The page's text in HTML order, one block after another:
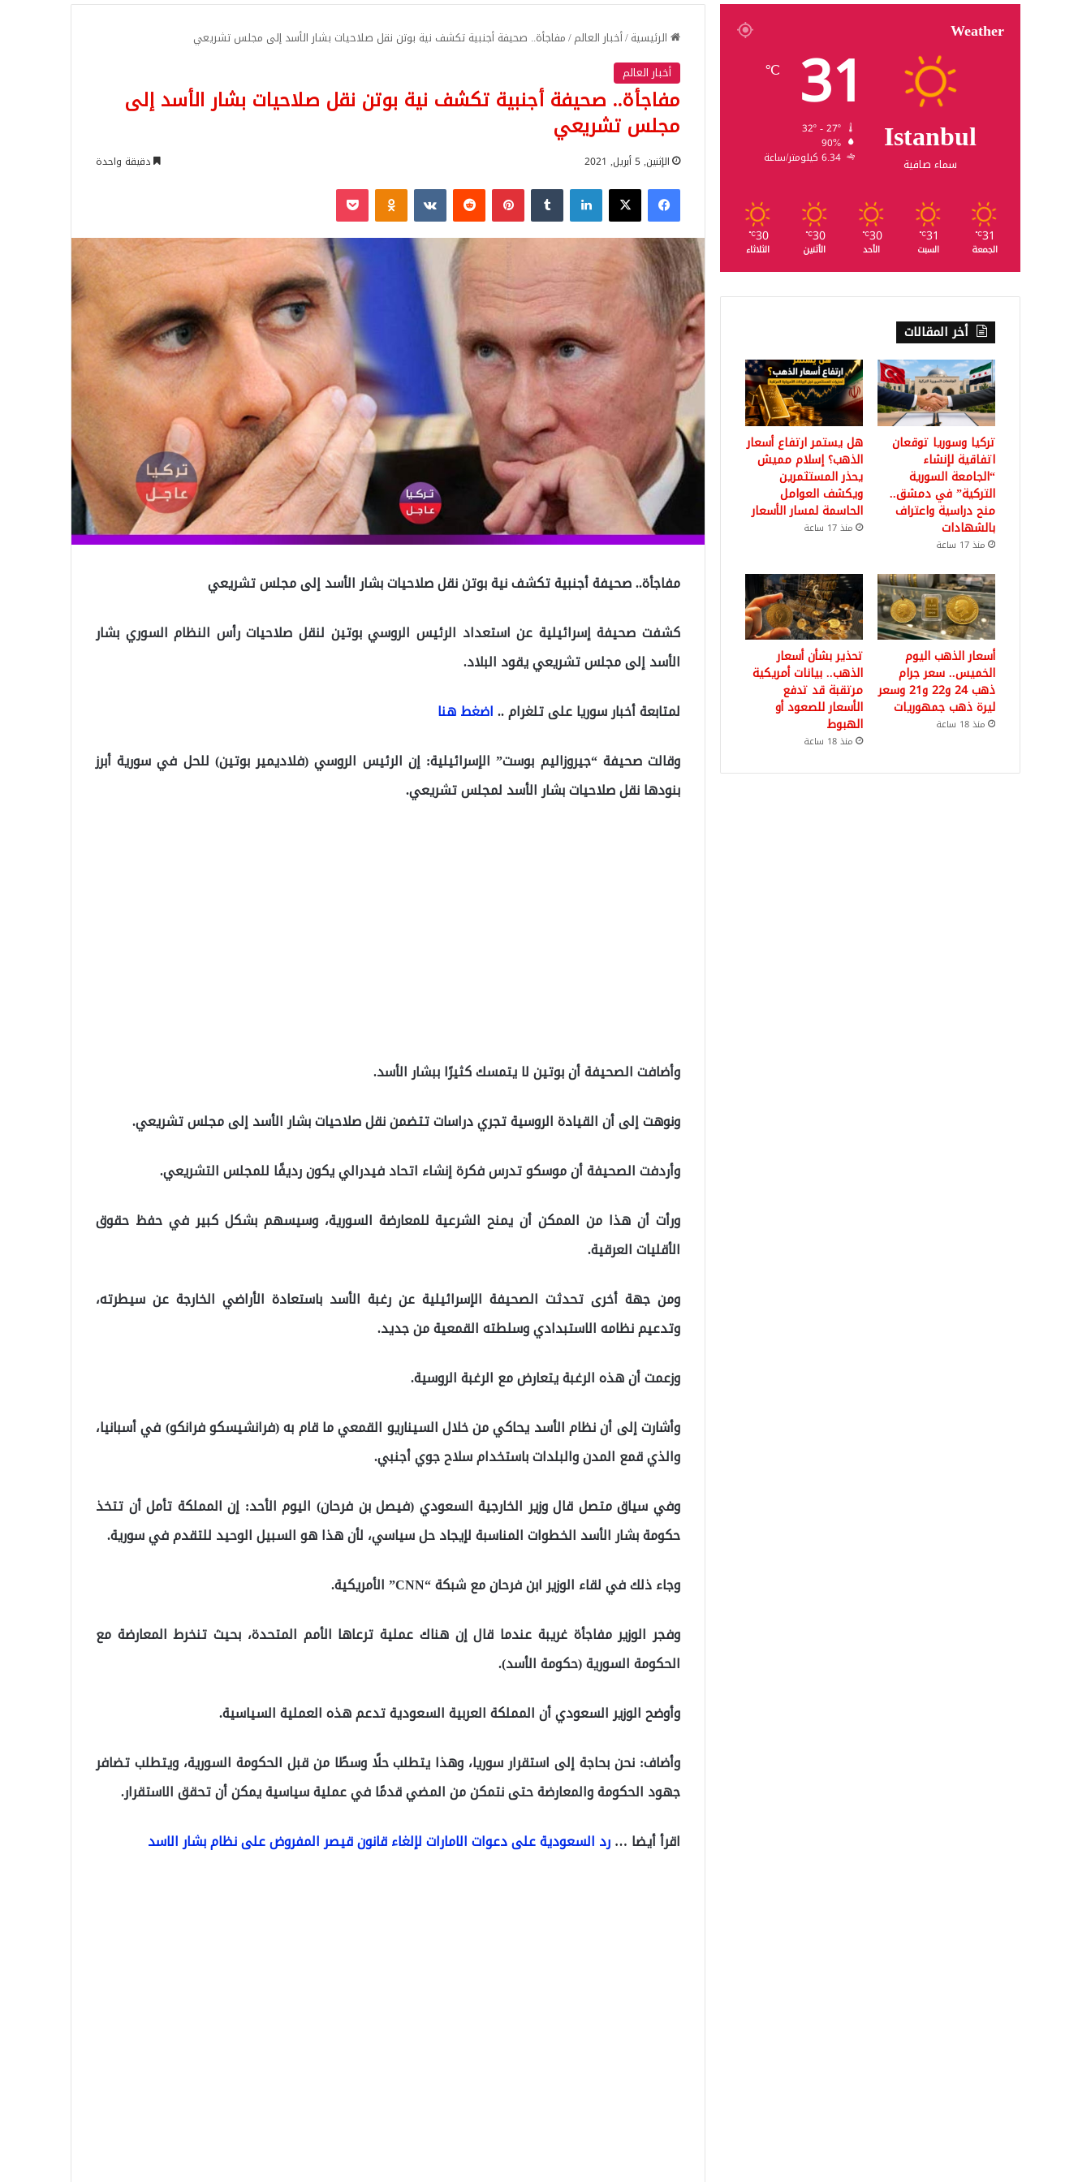
الرئيسية/أخبار العالم/مفاجأة.. صحيفة أجنبية تكشف نية بوتن نقل صلاحيات بشار الأسد إلى مجلس تشريعي
أخبار العالم
مفاجأة.. صحيفة أجنبية تكشف نية بوتن نقل صلاحيات بشار الأسد إلى
مجلس تشريعي
الإثنين, 5 أبريل, 2021 دقيقة واحدة
فيسبوك‫X لينكدإن بينتيريست Odnoklassniki
‫Pocket
مفاجأة.. صحيفة أجنبية تكشف نية بوتن نقل صلاحيات بشار الأسد إلى مجلس تشريعي
كشفت صحيفة إسرائيلية عن استعداد الرئيس الروسي بوتين لنقل صلاحيات رأس النظام السوري بشار
الأسد إلى مجلس تشريعي يقود البلاد.
لمتابعة أخبار سوريا على تلغرام ..اضغط هنا
وقالت صحيفة “جيروزاليم بوست” الإسرائيلية: إن الرئيس الروسي (فلاديمير بوتين) للحل في سورية أبرز
بنودها نقل صلاحيات بشار الأسد لمجلس تشريعي.
وأضافت الصحيفة أن بوتين لا يتمسك كثيرًا ببشار الأسد.
ونوهت إلى أن القيادة الروسية تجري دراسات تتضمن نقل صلاحيات بشار الأسد إلى مجلس تشريعي.
وأردفت الصحيفة أن موسكو تدرس فكرة إنشاء اتحاد فيدرالي يكون رديفًا للمجلس التشريعي.
ورأت أن هذا من الممكن أن يمنح الشرعية للمعارضة السورية، وسيسهم بشكل كبير في حفظ حقوق
الأقليات العرقية.
ومن جهة أخرى تحدثت الصحيفة الإسرائيلية عن رغبة الأسد باستعادة الأراضي الخارجة عن سيطرته،
وتدعيم نظامه الاستبدادي وسلطته القمعية من جديد.
وزعمت أن هذه الرغبة يتعارض مع الرغبة الروسية.
وأشارت إلى أن نظام الأسد يحاكي من خلال السيناريو القمعي ما قام به (فرانشيسكو فرانكو) في أسبانيا،
والذي قمع المدن والبلدات باستخدام سلاح جوي أجنبي.
وفي سياق متصل قال وزير الخارجية السعودي (فيصل بن فرحان) اليوم الأحد: إن المملكة تأمل أن تتخذ
حكومة بشار الأسد الخطوات المناسبة لإيجاد حل سياسي، لأن هذا هو السبيل الوحيد للتقدم في سورية.
وجاء ذلك في لقاء الوزير ابن فرحان مع شبكة “CNN” الأمريكية.
وفجر الوزير مفاجأة غريبة عندما قال إن هناك عملية ترعاها الأمم المتحدة، بحيث تنخرط المعارضة مع
الحكومة السورية (حكومة الأسد).
وأوضح الوزير السعودي أن المملكة العربية السعودية تدعم هذه العملية السياسية.
وأضاف: نحن بحاجة إلى استقرار سوريا، وهذا يتطلب حلًا وسطًا من قبل الحكومة السورية، ويتطلب تضافر
جهود الحكومة والمعارضة حتى نتمكن من المضي قدمًا في عملية سياسية يمكن أن تحقق الاستقرار.
اقرأ أيضا …رد السعودية على دعوات الامارات لإلغاء قانون قيصر المفروض على نظام بشار الاسد
Weather
Istanbul
سماء صافية
31
℃
90%
6.34 كيلومتر/ساعة
31
℃
الجمعة
31
℃
السبت
30
℃
الأحد
30
℃
الأثنين
30
℃
الثلاثاء
أخر المقالات
تركيا وسوريا توقعان
اتفاقية لإنشاء
“الجامعة السورية
التركية” في دمشق..
منح دراسية واعتراف
بالشهادات
منذ 17 ساعة
هل يستمر ارتفاع أسعار
الذهب؟ إسلام مميش
يحذر المستثمرين
ويكشف العوامل
الحاسمة لمسار الأسعار
منذ 17 ساعة
أسعار الذهب اليوم
الخميس.. سعر جرام
ذهب 24 و22 و21 وسعر
ليرة ذهب جمهوريات
منذ 18 ساعة
تحذير بشأن أسعار
الذهب.. بيانات أمريكية
مرتقبة قد تدفع
الأسعار للصعود أو
الهبوط
منذ 18 ساعة